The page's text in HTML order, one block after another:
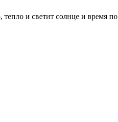
тепло и светит солнце и